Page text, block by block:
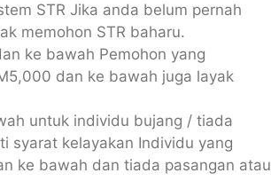
STR Jika anda belum pernah
memohon STR baharu.
ke bawah Pemohon yang
dan ke bawah juga layak
untuk individu bujang / tiada
syarat kelayakan Individu yang
ke bawah dan tiada pasangan atau